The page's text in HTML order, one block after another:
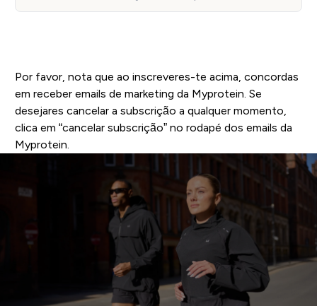
Por favor, nota que ao inscreveres-te acima, concordas
em receber emails de marketing da Myprotein. Se
desejares cancelar a subscrição a qualquer momento,
clica em “cancelar subscrição” no rodapé dos emails da
Myprotein.